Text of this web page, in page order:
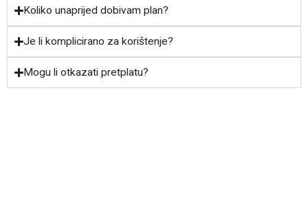
Koliko unaprijed dobivam plan?
Je li komplicirano za korištenje?
Mogu li otkazati pretplatu?